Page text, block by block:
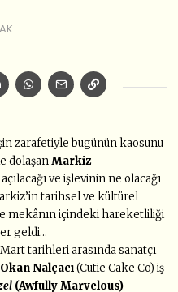
zarafetiyle bugünün kaosunu
dolaşanMarkiz
ve işlevinin ne olacağı
tarihsel ve kültürel
mekânın içindeki hareketliliği
geldi…
tarihleri arasında sanatçı
Nalçacı(Cutie Cake Co) iş
(Awfully Marvelous)